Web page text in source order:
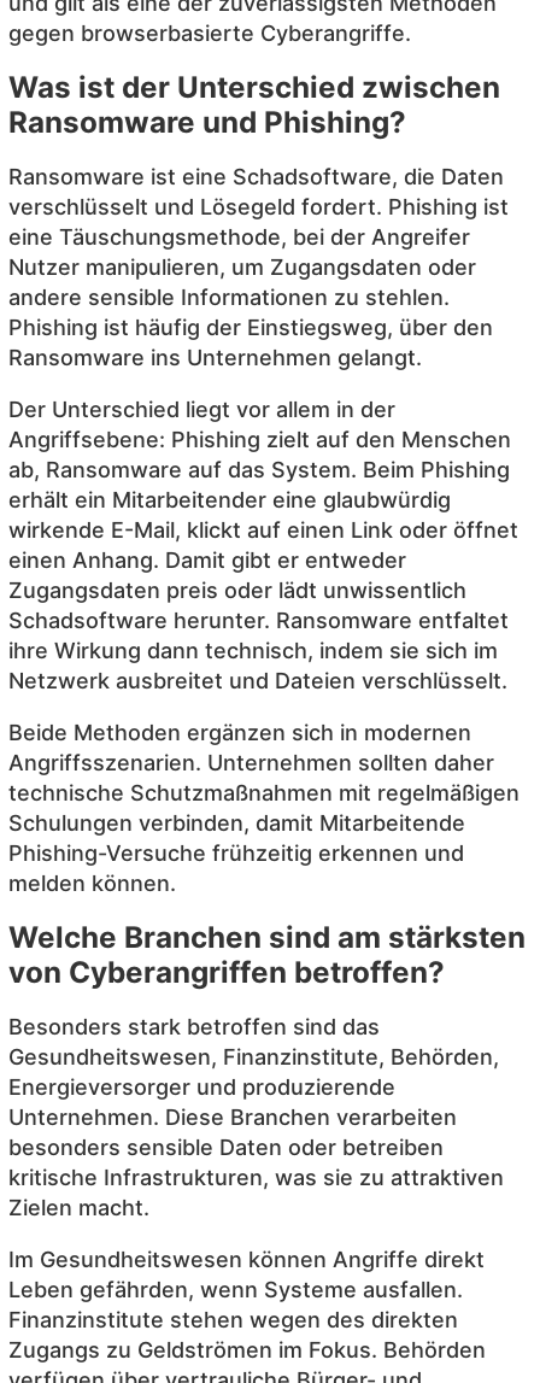
gegen browserbasierte Cyberangriffe.
Was ist der Unterschied zwischen
Ransomware und Phishing?
Ransomware ist eine Schadsoftware, die Daten
verschlüsselt und Lösegeld fordert. Phishing ist
eine Täuschungsmethode, bei der Angreifer
Nutzer manipulieren, um Zugangsdaten oder
andere sensible Informationen zu stehlen.
Phishing ist häufig der Einstiegsweg, über den
Ransomware ins Unternehmen gelangt.
Der Unterschied liegt vor allem in der
Angriffsebene: Phishing zielt auf den Menschen
ab, Ransomware auf das System. Beim Phishing
erhält ein Mitarbeitender eine glaubwürdig
wirkende E-Mail, klickt auf einen Link oder öffnet
einen Anhang. Damit gibt er entweder
Zugangsdaten preis oder lädt unwissentlich
Schadsoftware herunter. Ransomware entfaltet
ihre Wirkung dann technisch, indem sie sich im
Netzwerk ausbreitet und Dateien verschlüsselt.
Beide Methoden ergänzen sich in modernen
Angriffsszenarien. Unternehmen sollten daher
technische Schutzmaßnahmen mit regelmäßigen
Schulungen verbinden, damit Mitarbeitende
Phishing-Versuche frühzeitig erkennen und
melden können.
Welche Branchen sind am stärksten
von Cyberangriffen betroffen?
Besonders stark betroffen sind das
Gesundheitswesen, Finanzinstitute, Behörden,
Energieversorger und produzierende
Unternehmen. Diese Branchen verarbeiten
besonders sensible Daten oder betreiben
kritische Infrastrukturen, was sie zu attraktiven
Zielen macht.
Im Gesundheitswesen können Angriffe direkt
Leben gefährden, wenn Systeme ausfallen.
Finanzinstitute stehen wegen des direkten
Zugangs zu Geldströmen im Fokus. Behörden